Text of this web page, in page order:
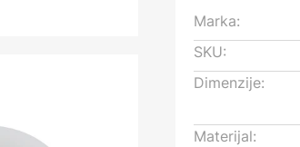
Marka:
SKU:
Dimenzije:
Materijal: